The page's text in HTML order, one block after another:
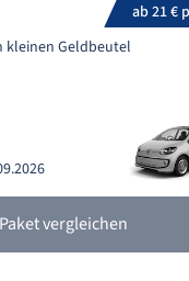
ab 21 €
kleinen Geldbeutel
vergleichen